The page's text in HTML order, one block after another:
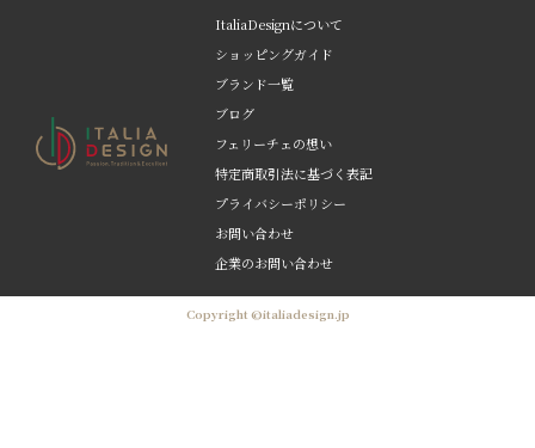
ItaliaDesignについて
ショッピングガイド
ブランド一覧
ブログ
フェリーチェの想い
特定商取引法に基づく表記
プライバシーポリシー
お問い合わせ
企業のお問い合わせ
Copyright ©italiadesign.jp